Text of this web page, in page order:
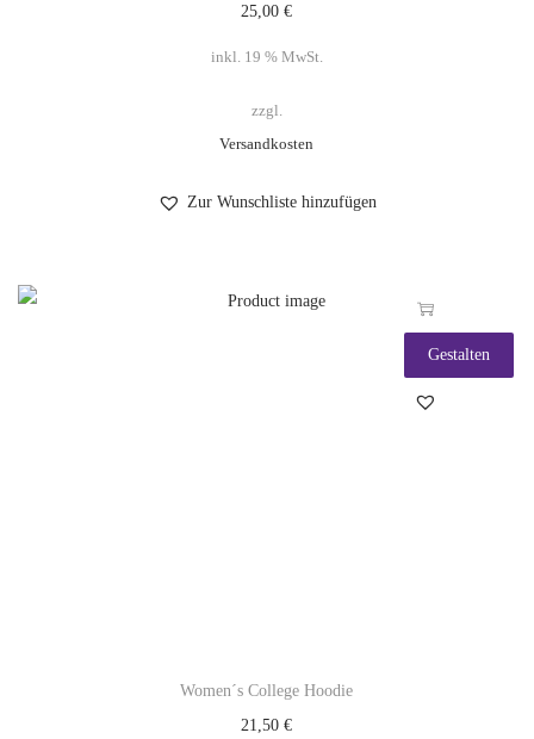
25,00€
inkl. 19 % MwSt.
zzgl.
Versandkosten
Zur Wunschliste hinzufügen
Gestalten
Women´s College Hoodie
21,50€